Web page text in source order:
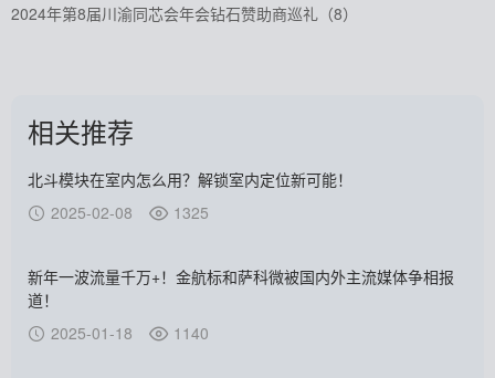
2024年第8届川渝同芯会年会钻石赞助商巡礼（8）
相关推荐
北斗模块在室内怎么用？解锁室内定位新可能！
2025-02-08
1325
新年一波流量千万+！金航标和萨科微被国内外主流媒体争相报
道！
2025-01-18
1140